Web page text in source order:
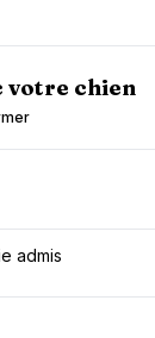
votre chien
admis